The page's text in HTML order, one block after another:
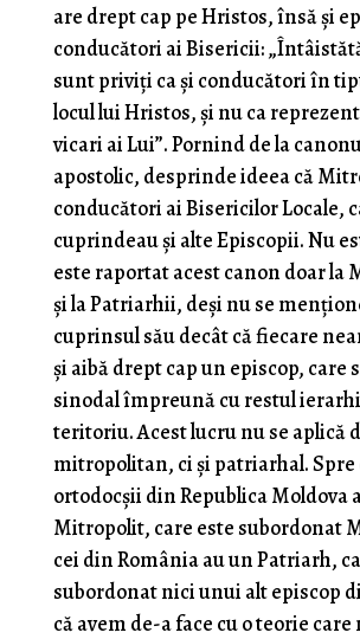
are drept cap pe Hristos, însă și
conducători ai Bisericii:
sunt priviți ca și conducători în
locul lui Hristos, și nu ca
vicari ai Lui”. Pornind de la
apostolic, desprinde ideea că
conducători ai Bisericilor Locale,
cuprindeau și alte Episcopii. Nu
este raportat acest canon doar la
și la Patriarhii, deși nu se
cuprinsul său decât că fiecare
și aibă drept cap un episcop, care
sinodal împreună cu restul
teritoriu. Acest lucru nu se aplică
mitropolitan, ci și patriarhal.
ortodocșii din Republica Moldova
Mitropolit, care este subordonat
cei din România au un Patriarh,
subordonat nici unui alt episcop
că avem de-a face cu o teorie care